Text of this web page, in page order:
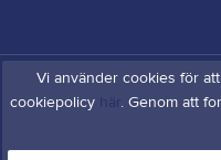
Vi använder cookies för
cookiepolicy här. Genom att